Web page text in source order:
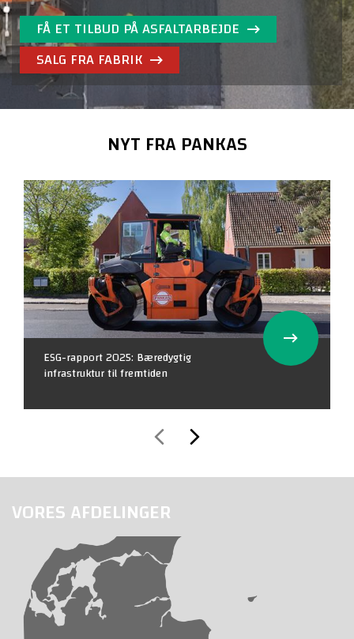
FÅ ET TILBUD PÅ ASFALTARBEJDE
SALG FRA FABRIK
NYT FRA PANKAS
ESG-rapport 2025: Bæredygtig
infrastruktur til fremtiden
VORES AFDELINGER